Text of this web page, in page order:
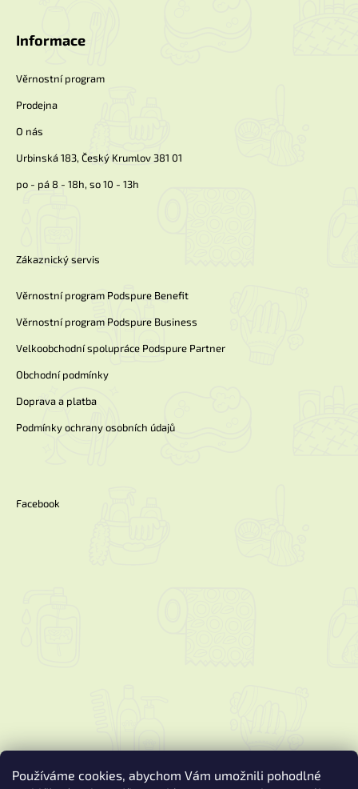
Používáme cookies, abychom Vám umožnili pohodlné
Informace
Věrnostní program
Prodejna
O nás
Urbinská 183, Český Krumlov 381 01
po - pá 8 - 18h, so 10 - 13h
Zákaznický servis
Věrnostní program Podspure Benefit
Věrnostní program Podspure Business
Velkoobchodní spolupráce Podspure Partner
Obchodní podmínky
Doprava a platba
Podmínky ochrany osobních údajů
Facebook